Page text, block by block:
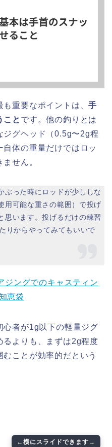
も重要なポイントは、手
こと です。他の釣りとは
ジグヘッド（0.5g〜2g程
体の重量だけではロッ
せん。
ぶった時にロッドが少ししな
用可能な重さの範囲）で投げ
思います。投げるだけの練習
りからやってみてもいいで
ジングでのキャスティン
恵袋
心者が1g以下の軽量ジグ
よりも、まずは2g程度
ことが効率的だという